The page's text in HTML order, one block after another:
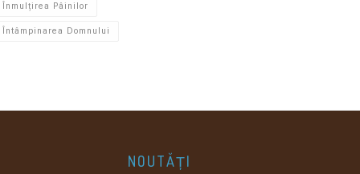
Înmulțirea Pâinilor
Întâmpinarea Domnului
NOUTĂȚI